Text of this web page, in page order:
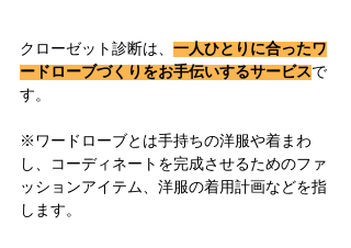
クローゼット診断は、 一人ひとりに合ったワ
ードローブづくりをお手伝いするサービスで
す。
※ワードローブとは手持ちの洋服や着まわ
し、コーディネートを完成させるためのファ
ッションアイテム、洋服の着用計画などを指
します。